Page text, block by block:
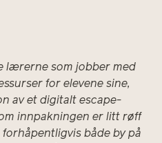
lærerne som jobber med
for elevene sine,
av et digitalt escape-
innpakningen er litt røff
både by på